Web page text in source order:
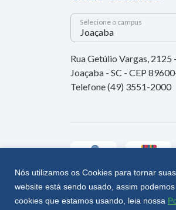
Nós utilizamos os Cookies para tornar
website está sendo usado, assim
cookies que estamos usando, leia nossa
Selecione o campus
Rua Getúlio Vargas,
Joaçaba - SC - CEP
Telefone (49) 3551-2000
Unoesc © 2026 - Todos os